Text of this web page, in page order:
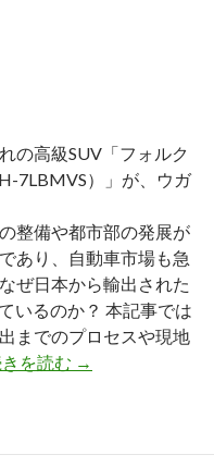
の高級SUV「フォルク
7LBMVS）」が、ウガ
整備や都市部の発展が
あり、自動車市場も急
ぜ日本から輸出された
いるのか？ 本記事では
までのプロセスや現地
を読む ウ
→